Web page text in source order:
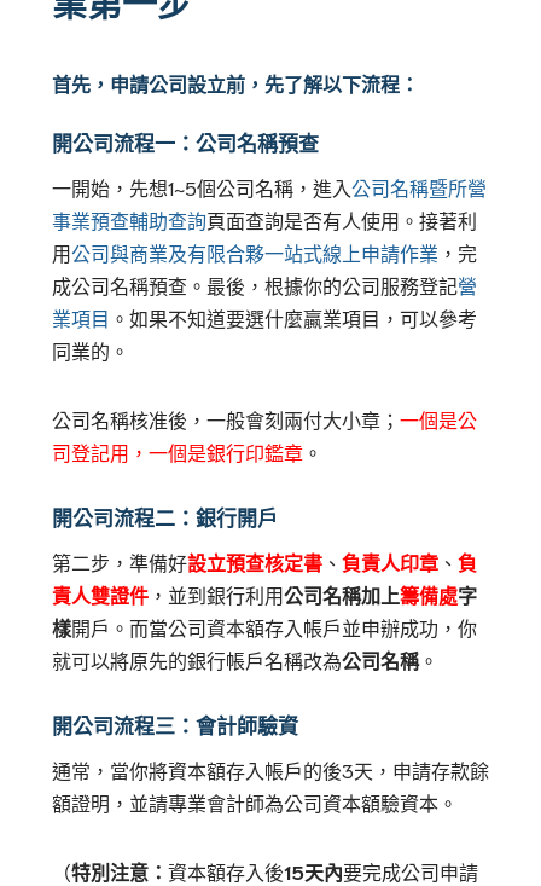
首先，申請公司設立前，先了解以下流程：
開公司流程一：公司名稱預查
一開始，先想1~5個公司名稱，進入公司名稱暨所營
事業預查輔助查詢頁面查詢是否有人使用。接著利
用公司與商業及有限合夥一站式線上申請作業 ，完
成公司名稱預查。最後，根據你的公司服務登記營
業項目 。如果不知道要選什麼贏業項目，可以參考
同業的。
公司名稱核准後，一般會刻兩付大小章； 一個是公
司登記用，一個是銀行印鑑章。
開公司流程二：銀行開戶
第二步，準備好設立預查核定書、 負責人印章、 負
責人雙證件，並到銀行利用公司名稱加上籌備處字
樣開戶。而當公司資本額存入帳戶並申辦成功，你
就可以將原先的銀行帳戶名稱改為公司名稱。
開公司流程三：會計師驗資
通常，當你將資本額存入帳戶的後3天，申請存款餘
額證明，並請專業會計師為公司資本額驗資本。
（特別注意： 資本額存入後15天內要完成公司申請